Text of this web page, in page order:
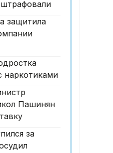
Турловтың
беделін
защитила
наркотиками
Пашинян
за